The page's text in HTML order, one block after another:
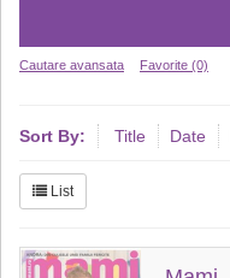
Cautare avansata Favorite (0)
Sort By: Title Date
List